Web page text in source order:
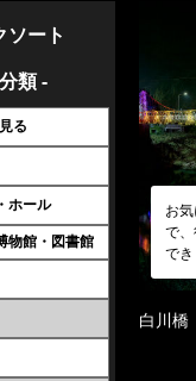
ソート
類 -
る
ホール
物館・図書館
お
で
で
白川橋